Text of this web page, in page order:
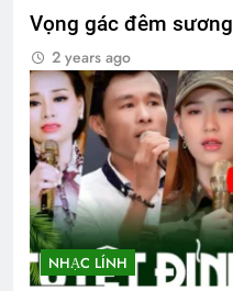
Vọng gác đêm sương
2 years ago
NHẠC LÍNH